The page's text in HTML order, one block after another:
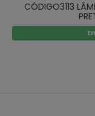
CÓDIGO3113